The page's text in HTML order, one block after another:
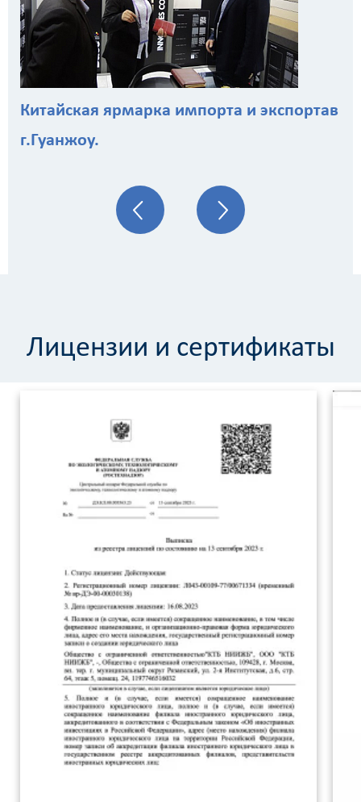
Китайская ярмарка импорта и экспортав
г.Гуанжоу.
Лицензии и сертификаты